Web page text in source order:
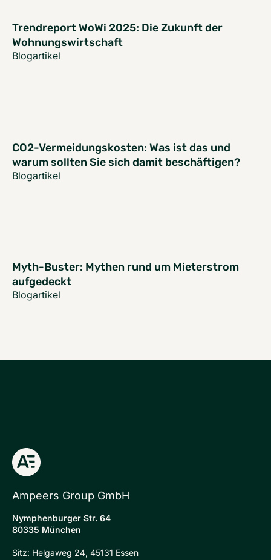
Trendreport WoWi 2025: Die Zukunft der
Wohnungswirtschaft
Blogartikel
CO2-Vermeidungskosten: Was ist das und
warum sollten Sie sich damit beschäftigen?
Blogartikel
Myth-Buster: Mythen rund um Mieterstrom
aufgedeckt
Blogartikel
Ampeers Group GmbH
Nymphenburger Str. 64
80335 München
Sitz: Helgaweg 24, 45131 Essen